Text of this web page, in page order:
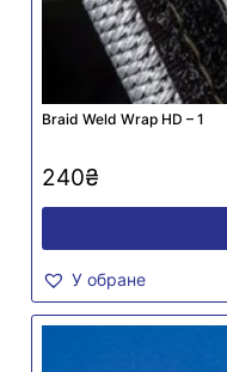
Braid Weld Wrap HD – 1
240₴
У обране